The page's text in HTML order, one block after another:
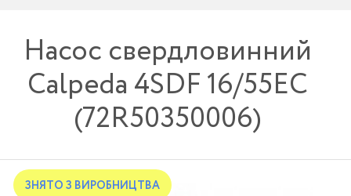
Насос свердловинний
Calpeda 4SDF 16/55EC
(72R50350006)
ЗНЯТО З ВИРОБНИЦТВА